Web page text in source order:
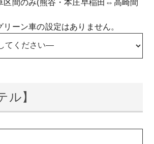
間のみ(熊谷・本庄早稲田⇔高崎間
ーン車の設定はありません。
ル】